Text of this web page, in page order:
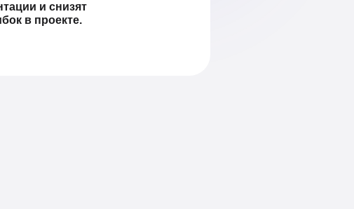
и снизят
в проекте.